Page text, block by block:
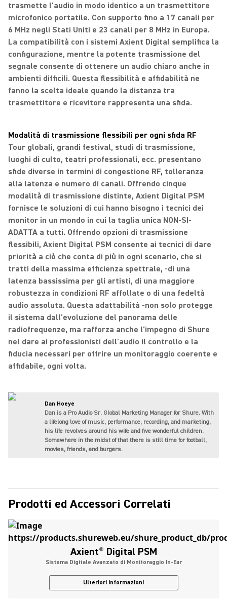
trasmette l'audio in modo identico a un trasmettitore
microfonico portatile. Con supporto fino a 17 canali per
6 MHz negli Stati Uniti e 23 canali per 8 MHz in Europa.
La compatibilità con i sistemi Axient Digital semplifica la
configurazione, mentre la potente trasmissione del
segnale consente di ottenere un audio chiaro anche in
ambienti difficili. Questa flessibilità e affidabilità ne
fanno la scelta ideale quando la distanza tra
trasmettitore e ricevitore rappresenta una sfida.
Modalità di trasmissione flessibili per ogni sfida RF
Tour globali, grandi festival, studi di trasmissione,
luoghi di culto, teatri professionali, ecc. presentano
sfide diverse in termini di congestione RF, tolleranza
alla latenza e numero di canali. Offrendo cinque
modalità di trasmissione distinte, Axient Digital PSM
fornisce le soluzioni di cui hanno bisogno i tecnici dei
monitor in un mondo in cui la taglia unica NON-SI-
ADATTA a tutti. Offrendo opzioni di trasmissione
flessibili, Axient Digital PSM consente ai tecnici di dare
priorità a ciò che conta di più in ogni scenario, che si
tratti della massima efficienza spettrale, ‑di una
latenza bassissima per gli artisti, di una maggiore
robustezza in condizioni RF affollate o di una fedeltà
audio assoluta. Questa adattabilità ‑non solo protegge
il sistema dall'evoluzione del panorama delle
radiofrequenze, ma rafforza anche l'impegno di Shure
nel dare ai professionisti dell'audio il controllo e la
fiducia necessari per offrire un monitoraggio coerente e
affidabile, ogni volta.
Dan Hoeye
Dan is a Pro Audio Sr. Global Marketing Manager for Shure. With
a lifelong love of music, performance, recording, and marketing,
his life revolves around his wife and five wonderful children.
Somewhere in the midst of that there is still time for football,
movies, friends, and burgers.
Prodotti ed Accessori Correlati
Axient® Digital PSM
Sistema Digitale Avanzato di Monitoraggio In-Ear
Ulteriori informazioni